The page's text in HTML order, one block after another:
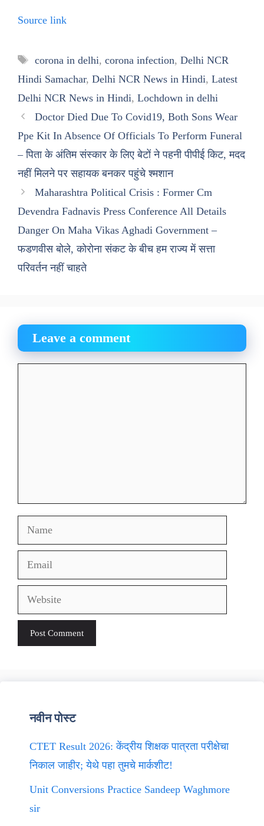
Source link
Tags
corona in delhi, corona infection, Delhi NCR
Hindi Samachar, Delhi NCR News in Hindi, Latest
Delhi NCR News in Hindi, Lochdown in delhi
Doctor Died Due To Covid19, Both Sons Wear
Ppe Kit In Absence Of Officials To Perform Funeral
– पिता के अंतिम संस्कार के लिए बेटों ने पहनी पीपीई किट, मदद
नहीं मिलने पर सहायक बनकर पहुंचे श्मशान
Maharashtra Political Crisis : Former Cm
Devendra Fadnavis Press Conference All Details
Danger On Maha Vikas Aghadi Government –
फडणवीस बोले, कोरोना संकट के बीच हम राज्य में सत्ता
परिवर्तन नहीं चाहते
Leave a comment
Name
Email
Website
नवीन पोस्ट
CTET Result 2026: केंद्रीय शिक्षक पात्रता परीक्षेचा
निकाल जाहीर; येथे पहा तुमचे मार्कशीट!
Unit Conversions Practice Sandeep Waghmore
sir